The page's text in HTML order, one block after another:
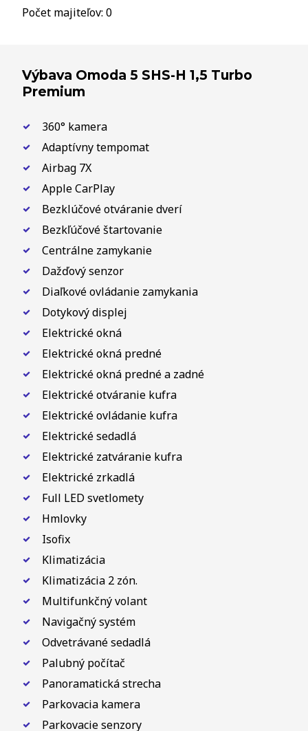
Počet majiteľov: 0
Výbava Omoda 5 SHS-H 1,5 Turbo
Premium
360° kamera
Adaptívny tempomat
Airbag 7X
Apple CarPlay
Bezklúčové otváranie dverí
Bezkľúčové štartovanie
Centrálne zamykanie
Dažďový senzor
Diaľkové ovládanie zamykania
Dotykový displej
Elektrické okná
Elektrické okná predné
Elektrické okná predné a zadné
Elektrické otváranie kufra
Elektrické ovládanie kufra
Elektrické sedadlá
Elektrické zatváranie kufra
Elektrické zrkadlá
Full LED svetlomety
Hmlovky
Isofix
Klimatizácia
Klimatizácia 2 zón.
Multifunkčný volant
Navigačný systém
Odvetrávané sedadlá
Palubný počítač
Panoramatická strecha
Parkovacia kamera
Parkovacie senzory